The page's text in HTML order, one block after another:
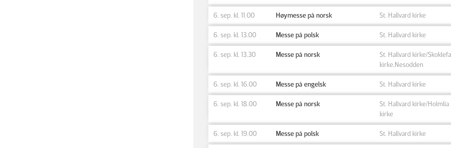
6. sep. kl. 11.00 Høymesse på norsk St. Hallvard kirke
6. sep. kl. 13.00 Messe på polsk St. Hallvard kirke
6. sep. kl. 13.30 Messe på norsk
St. Hallvard kirke/
kirke,Nesodden
6. sep. kl. 16.00 Messe på engelsk St. Hallvard kirke
6. sep. kl. 18.00 Messe på norsk
St. Hallvard kirke/Holmlia
kirke
6. sep. kl. 19.00 Messe på polsk St. Hallvard kirke